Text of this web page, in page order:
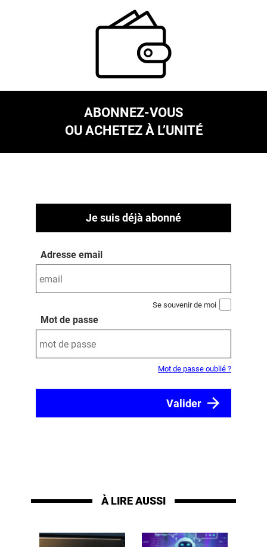
ABONNEZ-VOUS
OU ACHETEZ À L’UNITÉ
Je suis déjà abonné
Adresse email
Se souvenir de moi
Mot de passe
Mot de passe oublié ?
À LIRE AUSSI